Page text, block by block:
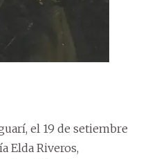
el 19 de setiembre
Elda Riveros,